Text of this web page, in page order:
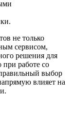
не только
сервисом,
решения для
при работе со
выбор
влияет на